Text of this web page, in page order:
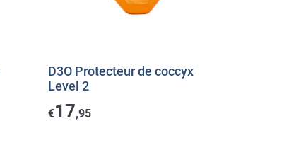
D3O Protecteur de coccyx
Level 2
€17,95